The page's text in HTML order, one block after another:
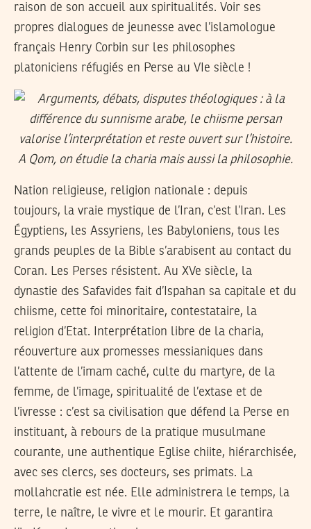
raison de son accueil aux spiritualités. Voir ses
propres dialogues de jeunesse avec l’islamologue
français Henry Corbin sur les philosophes
platoniciens réfugiés en Perse au VIe siècle !
Nation religieuse, religion nationale : depuis
toujours, la vraie mystique de l’Iran, c’est l’Iran. Les
Égyptiens, les Assyriens, les Babyloniens, tous les
grands peuples de la Bible s’arabisent au contact du
Coran. Les Perses résistent. Au XVe siècle, la
dynastie des Safavides fait d’Ispahan sa capitale et du
chiisme, cette foi minoritaire, contestataire, la
religion d’Etat. Interprétation libre de la charia,
réouverture aux promesses messianiques dans
l’attente de l’imam caché, culte du martyre, de la
femme, de l’image, spiritualité de l’extase et de
l’ivresse : c’est sa civilisation que défend la Perse en
instituant, à rebours de la pratique musulmane
courante, une authentique Eglise chiite, hiérarchisée,
avec ses clercs, ses docteurs, ses primats. La
mollahcratie est née. Elle administrera le temps, la
terre, le naître, le vivre et le mourir. Et garantira